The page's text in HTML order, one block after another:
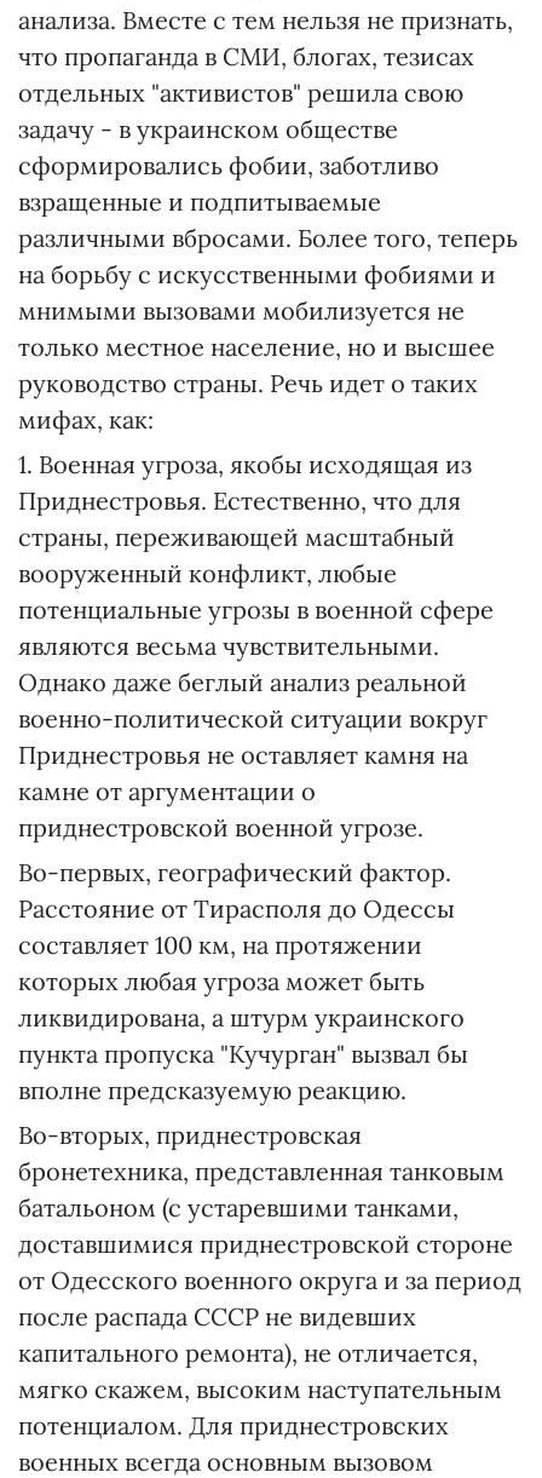
анализа. Вместе с тем нельзя не признать,
что пропаганда в СМИ, блогах, тезисах
отдельных "активистов" решила свою
задачу - в украинском обществе
сформировались фобии, заботливо
взращенные и подпитываемые
различными вбросами. Более того, теперь
на борьбу с искусственными фобиями и
мнимыми вызовами мобилизуется не
только местное население, но и высшее
руководство страны. Речь идет о таких
мифах, как:
1. Военная угроза, якобы исходящая из
Приднестровья. Естественно, что для
страны, переживающей масштабный
вооруженный конфликт, любые
потенциальные угрозы в военной сфере
являются весьма чувствительными.
Однако даже беглый анализ реальной
военно-политической ситуации вокруг
Приднестровья не оставляет камня на
камне от аргументации о
приднестровской военной угрозе.
Во-первых, географический фактор.
Расстояние от Тирасполя до Одессы
составляет 100 км, на протяжении
которых любая угроза может быть
ликвидирована, а штурм украинского
пункта пропуска "Кучурган" вызвал бы
вполне предсказуемую реакцию.
Во-вторых, приднестровская
бронетехника, представленная танковым
батальоном (с устаревшими танками,
доставшимися приднестровской стороне
от Одесского военного округа и за период
после распада СССР не видевших
капитального ремонта), не отличается,
мягко скажем, высоким наступательным
потенциалом. Для приднестровских
военных всегда основным вызовом